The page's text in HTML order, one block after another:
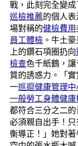
戰，此刻完全變
巡檢推薦的個人
場對稱的健檢費用
員工體檢 。牛土
上的鑽石項圈扔向
檢查色千紙鶴，
質的誘惑力。「
一巡迴健康管理
一般勞工身體健康
都符合三分之二
必須親自出手！
衡導正！」她對